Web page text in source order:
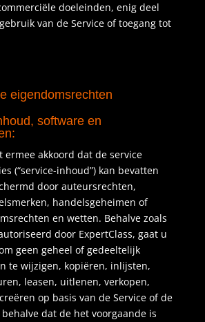
doeleinden, enig deel
van de Service of toegang tot
eigendomsrechten
software en
ermee akkoord dat de service
(“service-inhoud”) kan bevatten
door auteursrechten,
handelsgeheimen of
en wetten. Behalve zoals
door ExpertClass, gaat u
geen geheel of gedeeltelijk
te wijzigen, kopiëren, inlijsten,
leasen, uitlenen, verkopen,
op basis van de Service of de
dat de het voorgaande is